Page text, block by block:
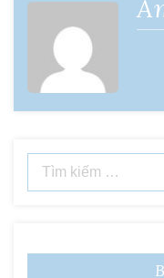
viết
Tìm
kiếm